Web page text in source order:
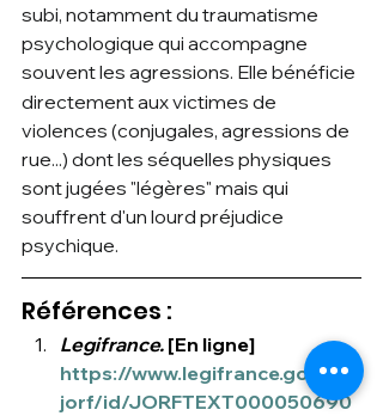
subi, notamment du traumatisme
psychologique qui accompagne
souvent les agressions. Elle bénéficie
directement aux victimes de
violences (conjugales, agressions de
rue...) dont les séquelles physiques
sont jugées "légères" mais qui
souffrent d'un lourd préjudice
psychique.
Références :
Legifrance. [En ligne]
https://www.legifrance.gouv.fr/
jorf/id/JORFTEXT000050690